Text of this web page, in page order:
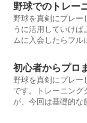
野球でのトレー
野球を真剣にプレー
うに活用していけ
ムに入会したらフル
初心者からプロ
野球を真剣にプレー
です。トレーニング
が、今回は基礎的な